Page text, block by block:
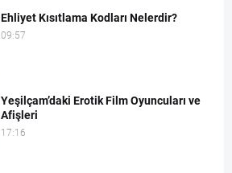
Ehliyet Kısıtlama Kodları Nelerdir?
09:57
Yeşilçam’daki Erotik Film Oyuncuları ve
Afişleri
17:16